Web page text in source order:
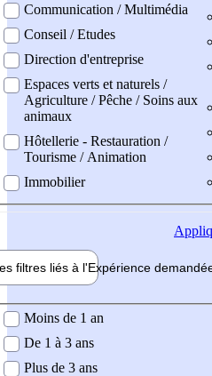
Communication / Multimédia
Conseil / Etudes
Direction d'entreprise
Espaces verts et naturels /
Agriculture / Pêche / Soins aux
animaux
Hôtellerie - Restauration /
Tourisme / Animation
Immobilier
filtres liés à l'Expérience
demandée
Moins de 1 an
De 1 à 3 ans
Plus de 3 ans